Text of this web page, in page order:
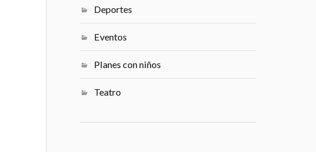
Deportes
Eventos
Planes con niños
Teatro